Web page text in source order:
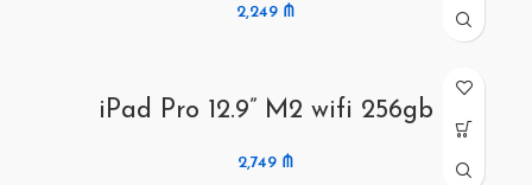
2,249 ₼
iPad Pro 12.9” M2 wifi 256gb
2,749 ₼